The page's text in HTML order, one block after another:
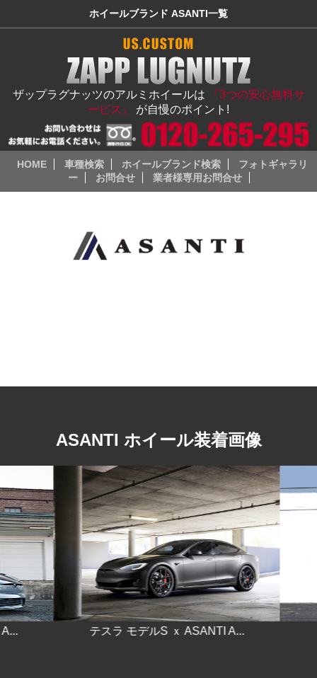
ホイールブランド ASANTI一覧
ザップラグナッツのアルミホイールは
『3つの安心無料サ
ービス』 が自慢のポイント!
HOME 車種検索 ホイールブランド検索
フォトギャラリ
ー
お問合せ 業者様専用お問合せ
ASANTI ホイール装着画像
テスラ モデルS ｘ ASANTI A...